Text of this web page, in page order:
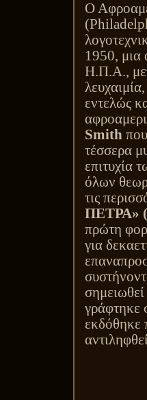
Ο
(
1950, μια
Η.Π.Α.,
εντελώς
Smith
τέσσερα
επιτυχία
όλων
τις
ΠΕΤΡΑ»
πρώτη
για
γράφτηκε
εκδόθηκε